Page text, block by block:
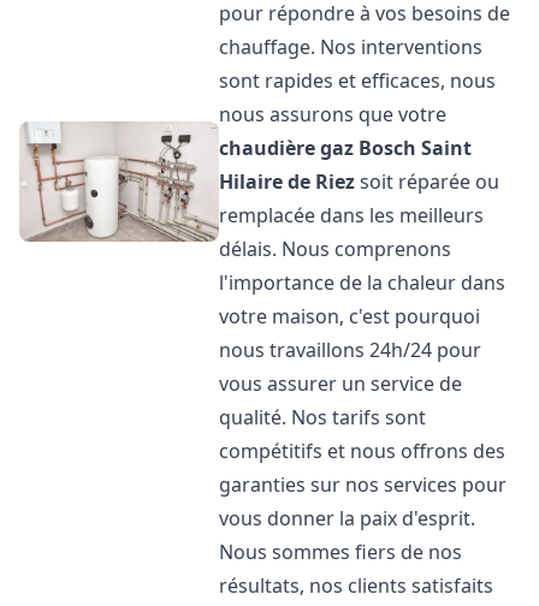
pour répondre à vos besoins de
chauffage. Nos interventions
sont rapides et efficaces, nous
nous assurons que votre
chaudière gaz Bosch Saint
Hilaire de Riezsoit réparée ou
remplacée dans les meilleurs
délais. Nous comprenons
l'importance de la chaleur dans
votre maison, c'est pourquoi
nous travaillons 24h/24 pour
vous assurer un service de
qualité. Nos tarifs sont
compétitifs et nous offrons des
garanties sur nos services pour
vous donner la paix d'esprit.
Nous sommes fiers de nos
résultats, nos clients satisfaits